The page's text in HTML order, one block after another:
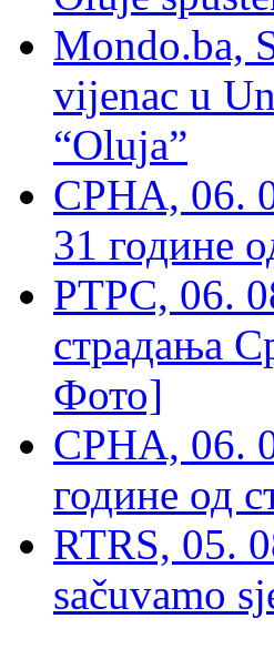
Mondo.ba,
vijenac u
“Oluja”
СРНА, 06.
31 године
РТРС, 06.
страдања
Фото]
СРНА, 06.
године од
RTRS, 05.
sačuvamo